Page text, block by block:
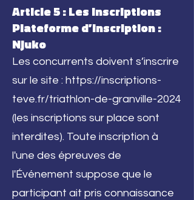
Article 5 : Les inscriptions
Plateforme d’inscription :
Njuko
Les concurrents doivent s’inscrire
sur le site : https://inscriptions-
teve.fr/triathlon-de-granville-2024
(les inscriptions sur place sont
interdites). Toute inscription à
l'une des épreuves de
l'Événement suppose que le
participant ait pris connaissance